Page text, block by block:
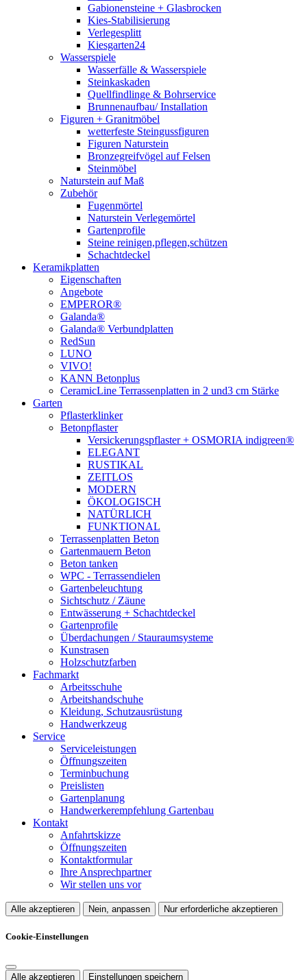
Gabionensteine + Glasbrocken
Kies-Stabilisierung
Verlegesplitt
Kiesgarten24
Wasserspiele
Wasserfälle & Wasserspiele
Steinkaskaden
Quellfindlinge & Bohrservice
Brunnenaufbau/ Installation
Figuren + Granitmöbel
wetterfeste Steingussfiguren
Figuren Naturstein
Bronzegreifvögel auf Felsen
Steinmöbel
Naturstein auf Maß
Zubehör
Fugenmörtel
Naturstein Verlegemörtel
Gartenprofile
Steine reinigen,pflegen,schützen
Schachtdeckel
Keramikplatten
Eigenschaften
Angebote
EMPEROR®
Galanda®
Galanda® Verbundplatten
RedSun
LUNO
VIVO!
KANN Betonplus
CeramicLine Terrassenplatten in 2 und3 cm Stärke
Garten
Pflasterklinker
Betonpflaster
Versickerungspflaster + OSMORIA indigreen®
ELEGANT
RUSTIKAL
ZEITLOS
MODERN
ÖKOLOGISCH
NATÜRLICH
FUNKTIONAL
Terrassenplatten Beton
Gartenmauern Beton
Beton tanken
WPC - Terrassendielen
Gartenbeleuchtung
Sichtschutz / Zäune
Entwässerung + Schachtdeckel
Gartenprofile
Überdachungen / Stauraumsysteme
Kunstrasen
Holzschutzfarben
Fachmarkt
Arbeitsschuhe
Arbeitshandschuhe
Kleidung, Schutzausrüstung
Handwerkzeug
Service
Serviceleistungen
Öffnungszeiten
Terminbuchung
Preislisten
Gartenplanung
Handwerkerempfehlung Gartenbau
Kontakt
Anfahrtskizze
Öffnungszeiten
Kontaktformular
Ihre Ansprechpartner
Wir stellen uns vor
Alle akzeptieren Nein, anpassen Nur erforderliche akzeptieren
Cookie-Einstellungen
Alle akzeptieren Einstellungen speichern